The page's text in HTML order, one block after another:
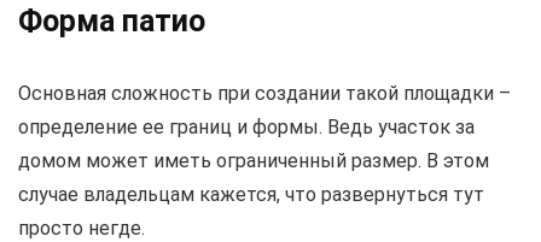
Форма патио
Основная сложность при создании такой площадки –
определение ее границ и формы. Ведь участок за
домом может иметь ограниченный размер. В этом
случае владельцам кажется, что развернуться тут
просто негде.